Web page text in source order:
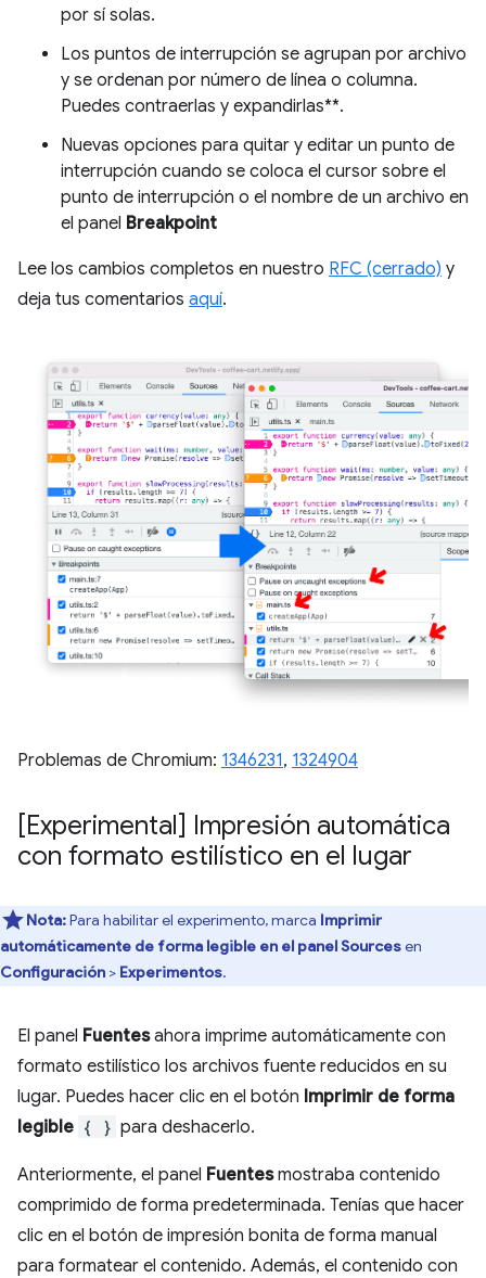
por sí solas.
Los puntos de interrupción se agrupan por archivo
y se ordenan por número de línea o columna.
Puedes contraerlas y expandirlas**.
Nuevas opciones para quitar y editar un punto de
interrupción cuando se coloca el cursor sobre el
punto de interrupción o el nombre de un archivo en
el panel Breakpoint
Lee los cambios completos en nuestro RFC (cerrado) y
deja tus comentarios aquí.
Problemas de Chromium: 1346231, 1324904
[Experimental] Impresión automática
con formato estilístico en el lugar
Nota:Para habilitar el experimento, marca Imprimir
automáticamente de forma legible en el panel Sourcesen
Configuración > Experimentos.
El panel Fuentesahora imprime automáticamente con
formato estilístico los archivos fuente reducidos en su
lugar. Puedes hacer clic en el botón Imprimir de forma
legible { } para deshacerlo.
Anteriormente, el panel Fuentesmostraba contenido
comprimido de forma predeterminada. Tenías que hacer
clic en el botón de impresión bonita de forma manual
para formatear el contenido. Además, el contenido con